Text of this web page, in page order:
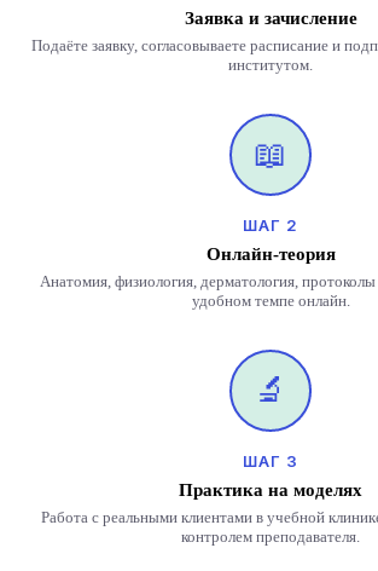
Заявка и зачисление
Подаёте заявку, согласовываете расписание и
институтом.
📖
ШАГ 2
Онлайн-теория
Анатомия, физиология, дерматология,
удобном темпе онлайн.
🔬
ШАГ 3
Практика на моделях
Работа с реальными клиентами в учебной
контролем преподавателя.